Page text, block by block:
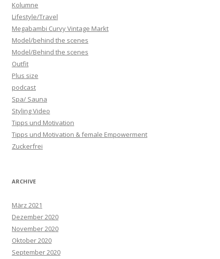
Kolumne
Lifestyle/Travel
Megabambi Curvy Vintage Markt
Model/behind the scenes
Model/Behind the scenes
Outfit
Plus size
podcast
Spa/ Sauna
Styling Video
Tipps und Motivation
Tipps und Motivation & female Empowerment
Zuckerfrei
ARCHIVE
März 2021
Dezember 2020
November 2020
Oktober 2020
September 2020